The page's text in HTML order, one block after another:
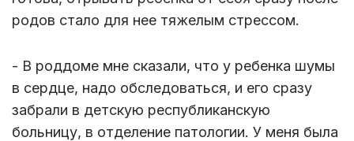
родов стало для нее тяжелым стрессом.
- В роддоме мне сказали, что у ребенка шумы
в сердце, надо обследоваться, и его сразу
забрали в детскую республиканскую
больницу, в отделение патологии. У меня была